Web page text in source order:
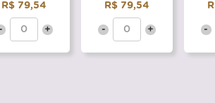
R$ 79,54
- +
R$ 79,54
- + -